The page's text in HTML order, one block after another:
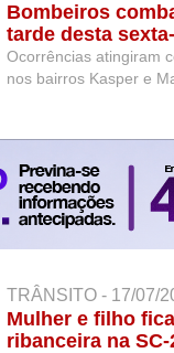
Bombeiros
tarde desta
Ocorrências atingiram
nos bairros Kasper e
TRÂNSITO - 17/07/
Mulher e filho
ribanceira na SC-